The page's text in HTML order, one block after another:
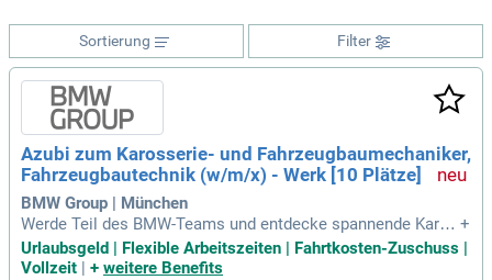
Filter
Sortierung
Azubi zum Karosserie- und Fahrzeugbaumechaniker,
Fahrzeugbautechnik (w/m/x) - Werk [10 Plätze]
BMW Group | München
Werde Teil des BMW-Teams und entdecke spannende Karrie
rechancen! Du hast Interesse an Mathe und Physik und eine
n qualifizierenden Abschluss der Mittelschule oder Mittlere
+
Urlaubsgeld | Flexible Arbeitszeiten | Fahrtkosten-Zuschuss |
Vollzeit
+ weitere Benefits